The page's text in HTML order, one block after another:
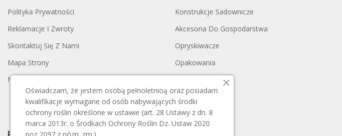
Polityka Prywatności
Reklamacje I Zwroty
Skontaktuj Się Z Nami
Mapa Strony
Moje Konto
Konstrukcje Sadownicze
Akcesoria Do Gospodarstwa
Opryskiwacze
Opakowania
Oświadczam, że jestem osobą pełnoletnioą oraz posiadam
kwalifikacje wymagane od osób nabywających środki
ochrony roślin określone w ustawie (art. 28 Ustawy z dn. 8
marca 2013r. o Środkach Ochrony Roślin Dz. Ustaw 2020